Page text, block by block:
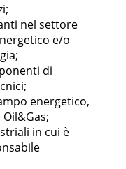
nel settore
e/o
di
energetico,
in cui è